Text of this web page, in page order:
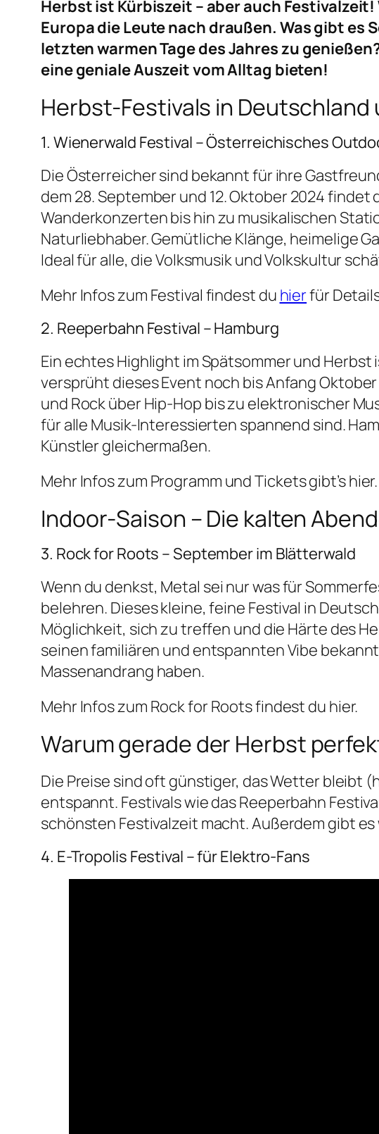
Herbst ist Kürbiszeit – aber auch
Europa die Leute nach draußen. Was gibt es
letzten warmen Tage des Jahres zu
eine geniale Auszeit vom Alltag bieten!
Herbst-Festivals in Deutschland
1. Wienerwald Festival – Österreichisches
Die Österreicher sind bekannt für ihre
dem 28. September und 12. Oktober 2024
Wanderkonzerten bis hin zu musikalischen
Naturliebhaber. Gemütliche Klänge, heimelige
Ideal für alle, die Volksmusik und Volkskultur
Mehr Infos zum Festival findest du hierfür
2. Reeperbahn Festival – Hamburg
Ein echtes Highlight im Spätsommer und Herbst
versprüht dieses Event noch bis Anfang
und Rock über Hip-Hop bis zu elektronischer
für alle Musik-Interessierten spannend sind.
Künstler gleichermaßen.
Mehr Infos zum Programm und Tickets gibt’shier.
Indoor-Saison – Die kalten
3. Rock for Roots – September im Blätterwald
Wenn du denkst, Metal sei nur was für
belehren. Dieses kleine, feine Festival in
Möglichkeit, sich zu treffen und die Härte des
seinen familiären und entspannten Vibe
Massenandrang haben.
Mehr Infos zum Rock for Roots findest du hier.
Warum gerade der Herbst
Die Preise sind oft günstiger, das Wetter bleibt
entspannt. Festivals wie das Reeperbahn
schönsten Festivalzeit macht. Außerdem gibt
4. E-Tropolis Festival – für Elektro-Fans